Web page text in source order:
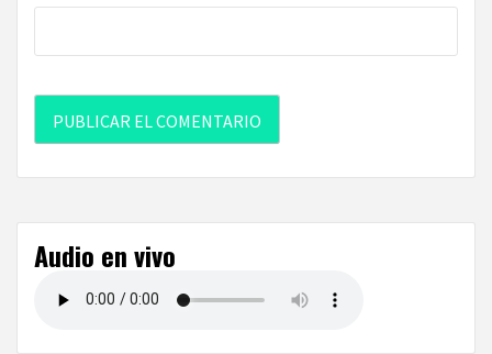
Audio en vivo